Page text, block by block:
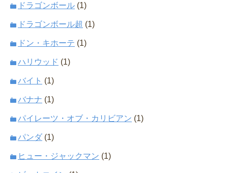
ドラゴンボール (1)
ドラゴンボール超 (1)
ドン・キホーテ (1)
ハリウッド (1)
バイト (1)
バナナ (1)
パイレーツ・オブ・カリビアン (1)
パンダ (1)
ヒュー・ジャックマン (1)